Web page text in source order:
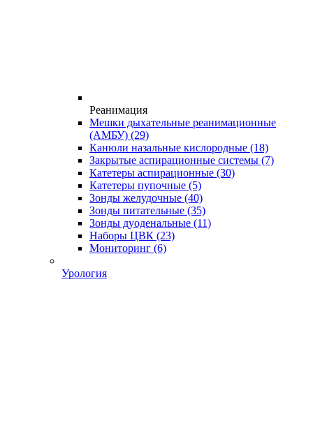
Реанимация
Мешки дыхательные реанимационные
(АМБУ) (29)
Канюли назальные кислородные (18)
Закрытые аспирационные системы (7)
Катетеры аспирационные (30)
Катетеры пупочные (5)
Зонды желудочные (40)
Зонды питательные (35)
Зонды дуоденальные (11)
Наборы ЦВК (23)
Мониторинг (6)
Урология